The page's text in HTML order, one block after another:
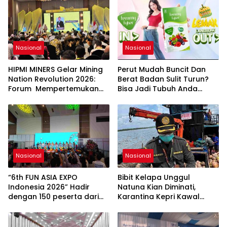
Nasional
HIPMI MINERS Gelar Mining
Nation Revolution 2026:
Forum Mempertemukan
Investor, Akademisi, dan
Pengusaha dalam
Mendukung Percepatan
Hilirisasi Nasional.
Nasional
Perut Mudah Buncit Dan
Berat Badan Sulit Turun?
Bisa Jadi Tubuh Anda
Nasional
“6th FUN ASIA EXPO
Indonesia 2026” Hadir
dengan 150 peserta dari
Industri Taman Rekreasi
Nasional
Bibit Kelapa Unggul
Natuna Kian Diminati,
Karantina Kepri Kawal
Bintan